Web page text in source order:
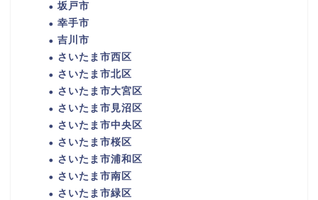
坂戸市
幸手市
吉川市
さいたま市西区
さいたま市北区
さいたま市大宮区
さいたま市見沼区
さいたま市中央区
さいたま市桜区
さいたま市浦和区
さいたま市南区
さいたま市緑区